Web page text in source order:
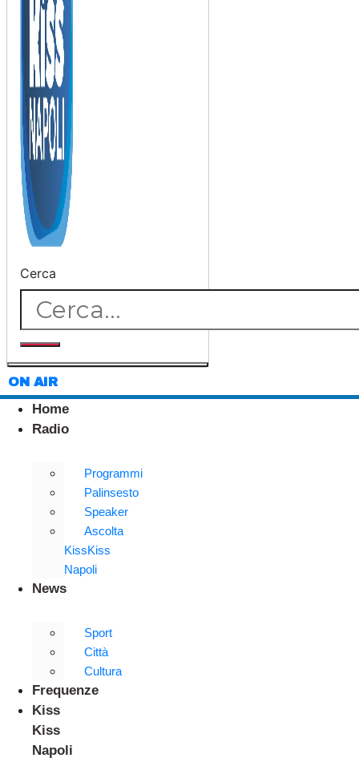
Cerca
ON AIR
Home
Radio
Programmi
Palinsesto
Speaker
Ascolta
KissKiss
Napoli
News
Sport
Città
Cultura
Frequenze
Kiss
Kiss
Napoli